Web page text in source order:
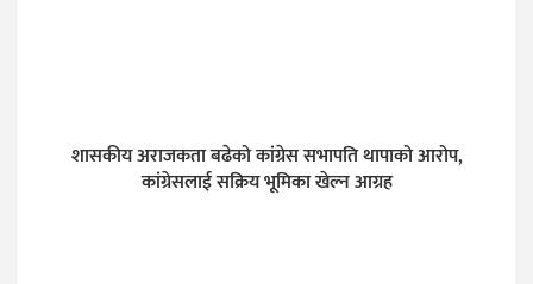
शासकीय अराजकता बढेको कांग्रेस सभापति थापाको आरोप,
कांग्रेसलाई सक्रिय भूमिका खेल्न आग्रह